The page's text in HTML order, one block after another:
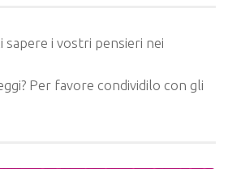
sapere i vostri pensieri nei
Per favore condividilo con gli